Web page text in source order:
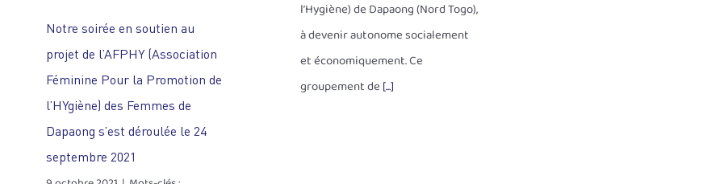
Notre soirée en soutien au
projet de l’AFPHY (Association
Féminine Pour la Promotion de
l’HYgiène) des Femmes de
Dapaong s’est déroulée le 24
septembre 2021
l’Hygiène) de Dapaong (Nord Togo),
à devenir autonome socialement
et économiquement. Ce
groupement de [...]